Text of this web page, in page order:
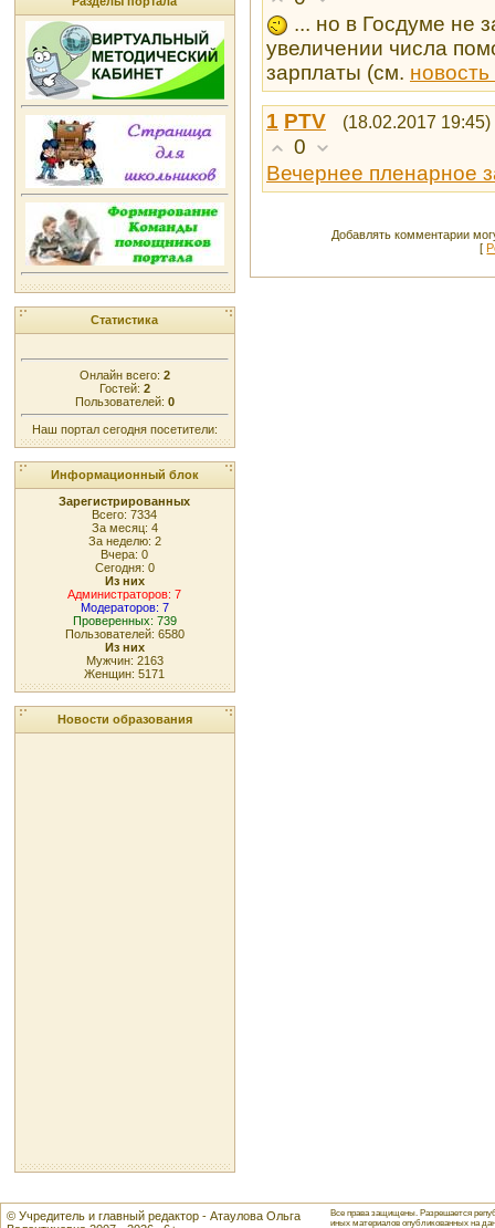
Статистика
Онлайн всего: 2
Гостей: 2
Пользователей: 0
Наш портал сегодня посетители:
Информационный блок
Зарегистрированных
Всего: 7334
За месяц: 4
За неделю: 2
Вчера: 0
Сегодня: 0
Из них
Администраторов: 7
Модераторов: 7
Проверенных: 739
Пользователей: 6580
Из них
Мужчин: 2163
Женщин: 5171
Новости образования
... но в Госдуме не
увеличении числа
зарплаты (см. новость
1 PTV (18.02.2017 19:45)
0
Вечернее пленарное
Добавлять комментарии
[
© Учредитель и главный редактор - Атаулова Ольга
Все права защищены. Разрешается
иных материалов опубликованных на